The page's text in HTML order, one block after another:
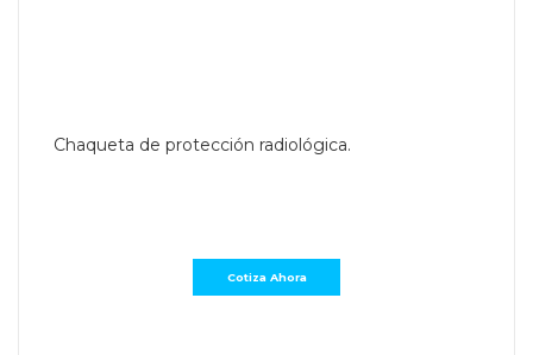
Chaqueta de protección radiológica.